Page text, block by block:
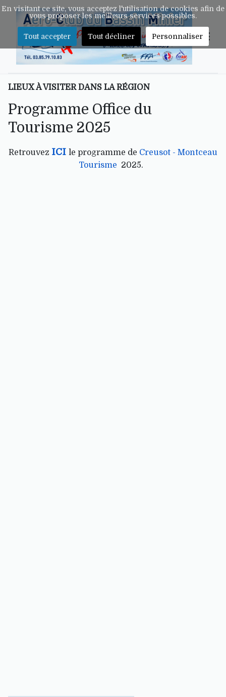
LIEUX À VISITER DANS LA RÉGION
Programme Office du
Tourisme 2025
Retrouvez ICI le programme de Creusot - Montceau
Tourisme 2025.
En visitant ce site, vous acceptez l'utilisation de cookies afin de
vous proposer les meilleurs services possibles.
Tout accepter Tout décliner Personnaliser